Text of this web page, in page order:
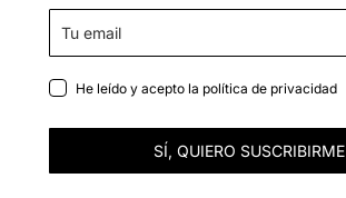
He leído y acepto la política de privacidad
SÍ, QUIERO SUSCRIBIRME